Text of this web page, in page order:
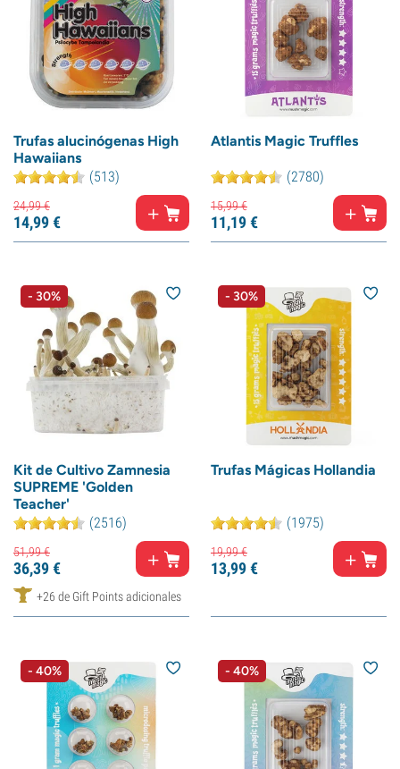
Trufas alucinógenas High
Hawaiians
(513)
24,99€
14,99€
Atlantis Magic Truffles
(2780)
15,99€
11,19€
- 30%
Kit de Cultivo Zamnesia
SUPREME 'Golden
Teacher'
(2516)
51,99€
36,39€
+26 de Gift Points adicionales
- 30%
Trufas Mágicas Hollandia
(1975)
19,99€
13,99€
- 40% - 40%